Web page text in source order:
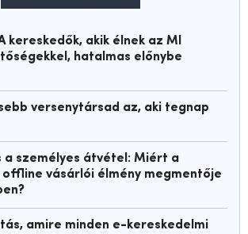
kereskedők, akik élnek az MI
hatalmas előnybe
versenytársad az, aki tegnap
a személyes átvétel: Miért a
vásárlói élmény megmentője
amire minden e-kereskedelmi